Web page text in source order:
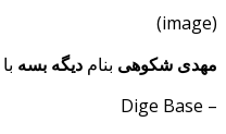
(image)
مهدی شکوهی بنام دیگه بسه
– Dige Base